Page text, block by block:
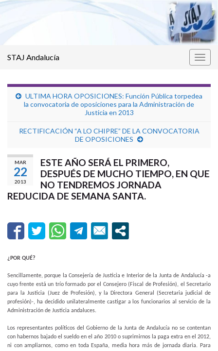
STAJ Andalucía
ULTIMA HORA OPOSICIONES: Función Pública torpedea
la convocatoria de oposiciones para la Administración de
Justicia en 2013
RECTIFICACIÓN “A LO CHIPRE” DE LA CONVOCATORIA
DE OPOSICIONES
MAR
22
2013
ESTE AÑO SERÁ EL PRIMERO,
DESPUÉS DE MUCHO TIEMPO, EN QUE
NO TENDREMOS JORNADA
REDUCIDA DE SEMANA SANTA.
¿POR QUÉ?
Sencillamente, porque la Consejería de Justicia e Interior de la Junta de Andalucía -a
cuyo frente está un trío formado por el Consejero (Fiscal de Profesión), el Secretario
para la Justicia (Juez de Profesión), y la Directora General (Secretaria judicial de
profesión)-, ha decidido unilateralmente castigar a los funcionarios al servicio de la
Administración de Justicia andaluces.
Los representantes políticos del Gobierno de la Junta de Andalucía no se contentan
con habernos bajado el sueldo en el año 2010 o suprimirnos la paga extra en el 2012,
ni con ampliarnos, como en toda España, media hora más de jornada diaria. Para